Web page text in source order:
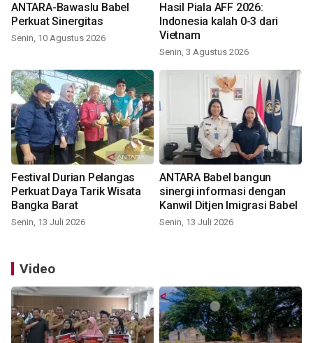
ANTARA-Bawaslu Babel
Perkuat Sinergitas
Senin, 10 Agustus 2026
Hasil Piala AFF 2026:
Indonesia kalah 0-3 dari
Vietnam
Senin, 3 Agustus 2026
Festival Durian Pelangas
Perkuat Daya Tarik Wisata
Bangka Barat
Senin, 13 Juli 2026
ANTARA Babel bangun
sinergi informasi dengan
Kanwil Ditjen Imigrasi Babel
Senin, 13 Juli 2026
Video